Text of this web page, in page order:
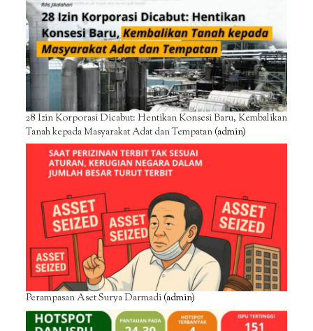
28 Izin Korporasi Dicabut: Hentikan Konsesi Baru, Kembalikan
Tanah kepada Masyarakat Adat dan Tempatan(admin)
Perampasan Aset Surya Darmadi(admin)